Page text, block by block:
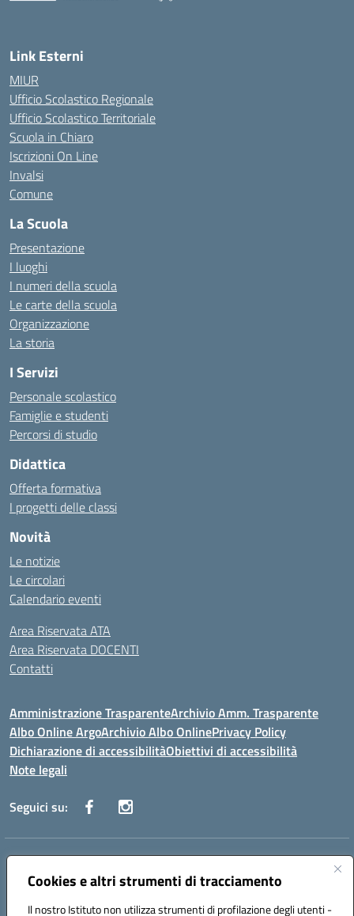
Cookies e altri strumenti di tracciamento
Il nostro Istituto non utilizza strumenti di profilazione degli utenti -
Link Esterni
MIUR
Ufficio Scolastico Regionale
Ufficio Scolastico Territoriale
Scuola in Chiaro
Iscrizioni On Line
Invalsi
Comune
La Scuola
Presentazione
I luoghi
I numeri della scuola
Le carte della scuola
Organizzazione
La storia
I Servizi
Personale scolastico
Famiglie e studenti
Percorsi di studio
Didattica
Offerta formativa
I progetti delle classi
Novità
Le notizie
Le circolari
Calendario eventi
Area Riservata ATA
Area Riservata DOCENTI
Contatti
Amministrazione TrasparenteArchivio Amm. Trasparente
Albo Online ArgoArchivio Albo OnlinePrivacy Policy
Dichiarazione di accessibilitàObiettivi di accessibilità
Note legali
Seguici su:
Indirizzo:
Centralino:0823 742191 Email:CEIC8BC00Q@istruzione.it